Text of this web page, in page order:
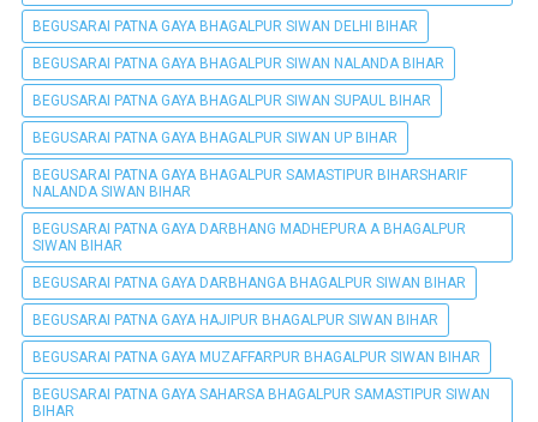
BEGUSARAI PATNA GAYA BHAGALPUR SIWAN DELHI BIHAR
BEGUSARAI PATNA GAYA BHAGALPUR SIWAN NALANDA BIHAR
BEGUSARAI PATNA GAYA BHAGALPUR SIWAN SUPAUL BIHAR
BEGUSARAI PATNA GAYA BHAGALPUR SIWAN UP BIHAR
BEGUSARAI PATNA GAYA BHAGALPUR SAMASTIPUR BIHARSHARIF
NALANDA SIWAN BIHAR
BEGUSARAI PATNA GAYA DARBHANG MADHEPURA A BHAGALPUR
SIWAN BIHAR
BEGUSARAI PATNA GAYA DARBHANGA BHAGALPUR SIWAN BIHAR
BEGUSARAI PATNA GAYA HAJIPUR BHAGALPUR SIWAN BIHAR
BEGUSARAI PATNA GAYA MUZAFFARPUR BHAGALPUR SIWAN BIHAR
BEGUSARAI PATNA GAYA SAHARSA BHAGALPUR SAMASTIPUR SIWAN
BIHAR